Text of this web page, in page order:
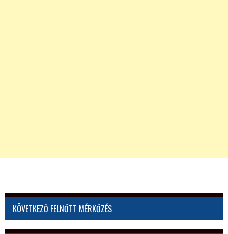
KÖVETKEZŐ FELNŐTT MÉRKŐZÉS